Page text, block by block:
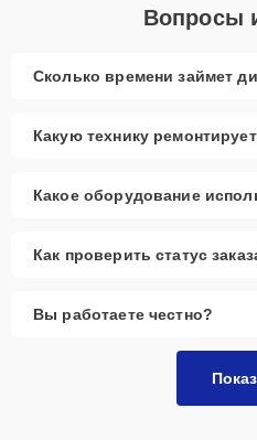
Вопросы
Сколько времени займет
Какую технику
Какое оборудование
Как проверить статус
Вы работаете честно?